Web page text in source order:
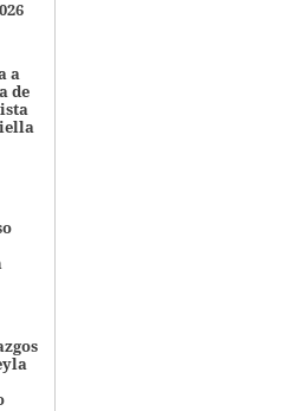
a
de